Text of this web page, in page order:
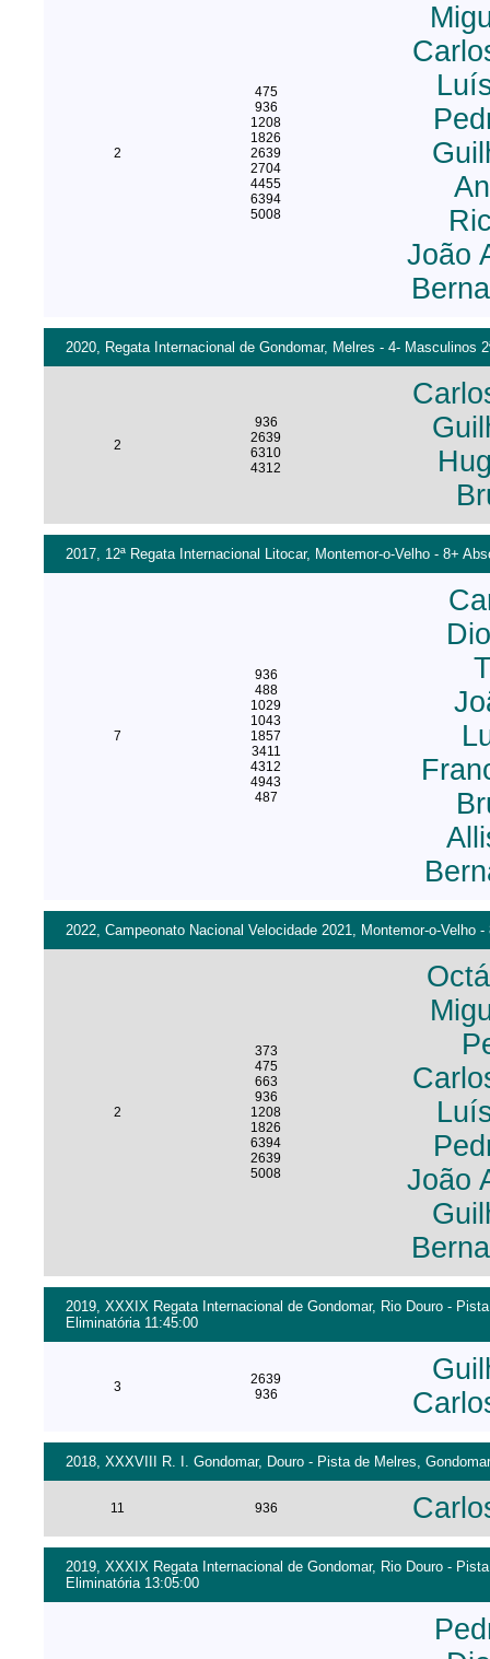
2
475
936
1208
1826
2639
2704
4455
6394
5008
João
2020, Regata Internacional de Gondomar, Melres - 4- Masculinos
2
936
2639
6310
4312
2017, 12ª Regata Internacional Litocar, Montemor-o-Velho - 8+
7
936
488
1029
1043
1857
3411
4312
4943
487
2022, Campeonato Nacional Velocidade 2021, Montemor-o-Velho
2
373
475
663
936
1208
1826
6394
2639
5008
João
2019, XXXIX Regata Internacional de Gondomar, Rio Douro -
Eliminatória 11:45:00
3
2639
936
2018, XXXVIII R. I. Gondomar, Douro - Pista de Melres,
11 936
2019, XXXIX Regata Internacional de Gondomar, Rio Douro -
Eliminatória 13:05:00